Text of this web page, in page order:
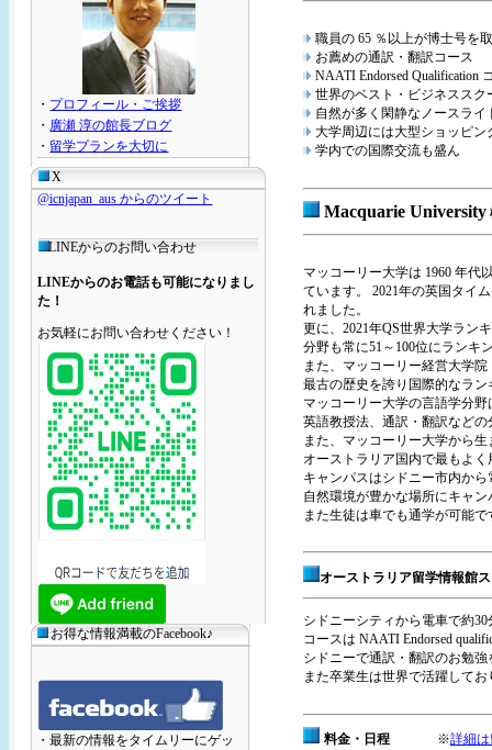
・ プロフィール・ご挨拶
・ 廣瀬 淳の館長ブログ
・ 留学プランを大切に
X
@icnjapan_aus からのツイート
LINEからのお問い合わせ
LINEからのお電話も可能になりまし
た！
お気軽にお問い合わせください！
お得な情報満載のFacebook♪
・最新の情報をタイムリーにゲッ
職員の 65 ％以上が博士号を
お薦めの通訳・翻訳コース
NAATI Endorsed Qualification
世界のベスト・ビジネススク
自然が多く閑静なノースライ
大学周辺には大型ショッピン
学内での国際交流も盛ん
Macquarie University
マッコーリー大学は 1960 年代
ています。 2021年の英国タイ
れました。
更に、2021年QS世界大学ラン
分野も常に51～100位にランキ
また、マッコーリー経営大学
最古の歴史を誇り国際的なラ
マッコーリー大学の言語学分
英語教授法、通訳・翻訳など
また、マッコーリー大学から
オーストラリア国内で最もよ
キャンパスはシドニー市内か
自然環境が豊かな場所にキャ
また生徒は車でも通学が可能で
オーストラリア留学情報館
シドニーシティから電車で約
コースは NAATI Endorsed
シドニーで通訳・翻訳のお勉強
また卒業生は世界で活躍してお
料金・日程 ※詳細